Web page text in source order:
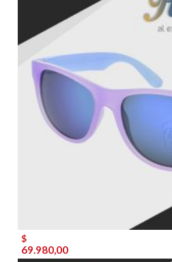
$
69.980,00